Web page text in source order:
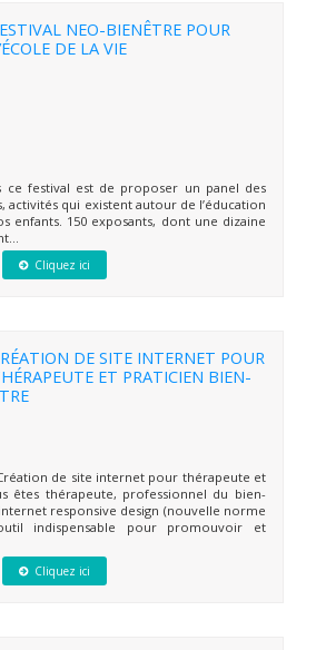
NEO-BIENÊTRE POUR
DE LA VIE
ce festival est de proposer un panel des
activités qui existent autour de l’éducation
enfants. 150 exposants, dont une dizaine
Cliquez ici
DE SITE INTERNET POUR
ET PRATICIEN BIEN-
de site internet pour thérapeute et
êtes thérapeute, professionnel du bien-
responsive design (nouvelle norme
indispensable pour promouvoir et
Cliquez ici